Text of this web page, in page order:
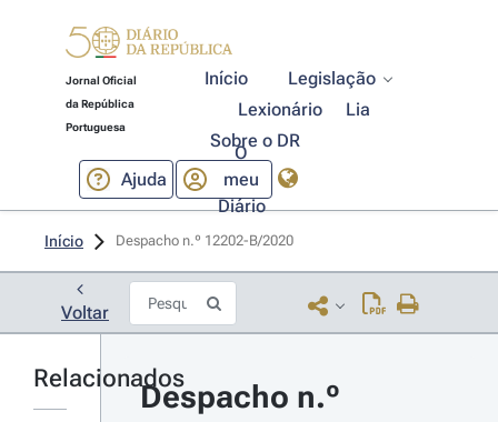
Jornal Oficial
da República
Portuguesa
Início
Legislação
Lexionário
Lia
Sobre o DR
Ajuda
O
meu
Diário
Início Despacho n.º 12202-B/2020
Voltar
Relacionados
Despacho n.º